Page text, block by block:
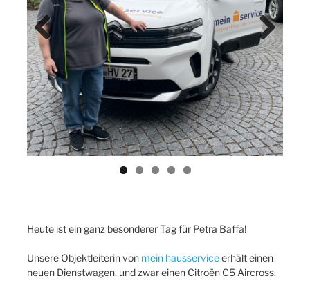
Previ
ous
Next
Heute ist ein ganz besonderer Tag für Petra Baffa!
Unsere Objektleiterin von mein hausserviceerhält einen
neuen Dienstwagen, und zwar einen Citroën C5 Aircross.